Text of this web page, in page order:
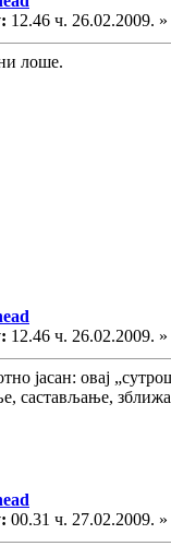
12.46 ч. 26.02.2009. »
лоше.
12.46 ч. 26.02.2009. »
јасан: овај
састављање,
00.31 ч. 27.02.2009. »